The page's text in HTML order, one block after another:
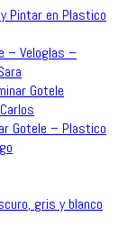
Pintar en Plastico
– Veloglas –
Gotele
Gotele – Plastico
gris y blanco